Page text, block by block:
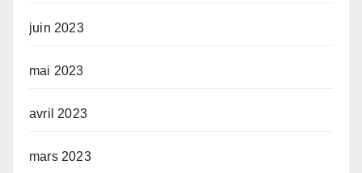
juin 2023
mai 2023
avril 2023
mars 2023